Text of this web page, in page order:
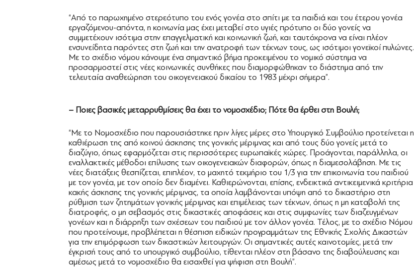
“Από το παρωχημένο στερεότυπο του ενός γονέα στο σπίτι με τα παιδιά και του έτερου γονέα
εργαζόμενου-απόντα, η κοινωνία μας έχει μεταβεί στο υγιές πρότυπο οι δύο γονείς να
συμμετέχουν ισότιμα στην επαγγελματική και κοινωνική ζωή, και ταυτόχρονα να είναι πλέον
ενσυνείδητα παρόντες στη ζωή και την ανατροφή των τέκνων τους, ως ισότιμοι γονεϊκοί πυλώνες.
Με το σχέδιο νόμου κάνουμε ένα σημαντικό βήμα προκειμένου το νομικό σύστημα να
προσαρμοστεί στις νέες κοινωνικές συνθήκες που διαμορφώθηκαν το διάστημα από την
τελευταία αναθεώρηση του οικογενειακού δικαίου το 1983 μέχρι σήμερα”.
– Ποιες βασικές μεταρρυθμίσεις θα έχει το νομοσχέδιο; Πότε θα έρθει στη Βουλή;
“Με το Νομοσχέδιο που παρουσιάστηκε πριν λίγες μέρες στο Υπουργικό Συμβούλιο προτείνεται η
καθιέρωση της από κοινού άσκησης της γονικής μέριμνας και από τους δύο γονείς μετά το
διαζύγιο, όπως εφαρμόζεται στις περισσότερες ευρωπαϊκές χώρες. Προάγονται, παράλληλα, οι
εναλλακτικές μέθοδοι επίλυσης των οικογενειακών διαφορών, όπως η διαμεσολάβηση. Με τις
νέες διατάξεις θεσπίζεται, επιπλέον, το μαχητό τεκμήριο του 1/3 για την επικοινωνία του παιδιού
με τον γονέα, με τον οποίο δεν διαμένει. Καθιερώνονται, επίσης, ενδεικτικά αντικειμενικά κριτήρια
κακής άσκησης της γονικής μέριμνας, τα οποία λαμβάνονται υπόψη από το δικαστήριο στη
ρύθμιση των ζητημάτων γονικής μέριμνας και επιμέλειας των τέκνων, όπως η μη καταβολή της
διατροφής, ο μη σεβασμός στις δικαστικές αποφάσεις και στις συμφωνίες των διαζευγμένων
γονέων και η διάρρηξη των σχέσεων του παιδιού με τον άλλον γονέα. Τέλος, με το σχέδιο Νόμου
που προτείνουμε, προβλέπεται η θέσπιση ειδικών προγραμμάτων της Εθνικής Σχολής Δικαστών
για την επιμόρφωση των δικαστικών λειτουργών. Οι σημαντικές αυτές καινοτομίες, μετά την
έγκρισή τους από το υπουργικό συμβούλιο, τίθενται πλέον στη βάσανο της διαβούλευσης και
αμέσως μετά το νομοσχέδιο θα εισαχθεί για ψήφιση στη Βουλή”.